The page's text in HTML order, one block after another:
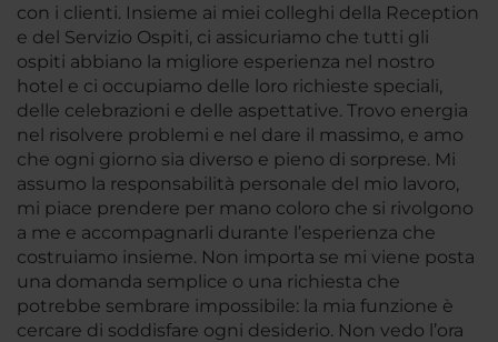
con i clienti. Insieme ai miei colleghi della Reception
e del Servizio Ospiti, ci assicuriamo che tutti gli
ospiti abbiano la migliore esperienza nel nostro
hotel e ci occupiamo delle loro richieste speciali,
delle celebrazioni e delle aspettative. Trovo energia
nel risolvere problemi e nel dare il massimo, e amo
che ogni giorno sia diverso e pieno di sorprese. Mi
assumo la responsabilità personale del mio lavoro,
mi piace prendere per mano coloro che si rivolgono
a me e accompagnarli durante l’esperienza che
costruiamo insieme. Non importa se mi viene posta
una domanda semplice o una richiesta che
potrebbe sembrare impossibile: la mia funzione è
cercare di soddisfare ogni desiderio. Non vedo l’ora